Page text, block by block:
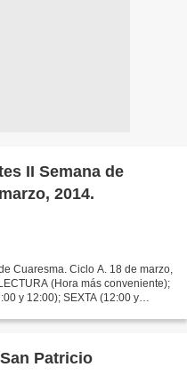
II Semana de
2014.
Cuaresma. Ciclo A. 18 de marzo,
(Hora más conveniente);
y 12:00); SEXTA (12:00 y
Patricio